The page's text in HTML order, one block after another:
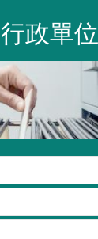
行政單位